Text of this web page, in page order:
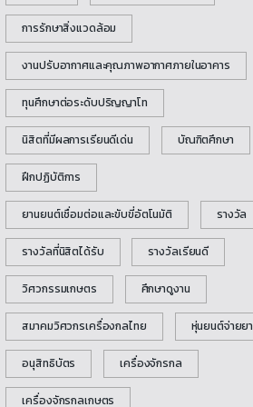
การรักษาสิ่งแวดล้อม
งานปรับอากาศและคุณภาพอากาศภายในอาคาร
ทุนศึกษาต่อระดับปริญญาโท
นิสิตที่มีผลการเรียนดีเด่น บัณฑิตศึกษา
ฝึกปฏิบัติการ
ยานยนต์เชื่อมต่อและขับขี่อัตโนมัติ รางวัล
รางวัลที่นิสิตได้รับ รางวัลเรียนดี
วิศวกรรมเกษตร ศึกษาดูงาน
สมาคมวิศวกรเครื่องกลไทย หุ่นยนต์จ่ายยา
อนุสิทธิบัตร เครื่องจักรกล
เครื่องจักรกลเกษตร